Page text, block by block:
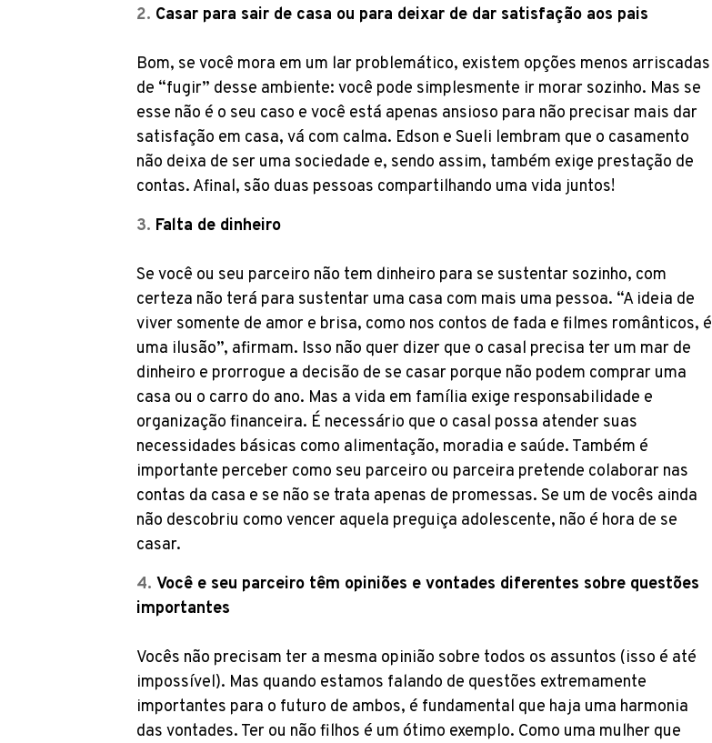
Casar para sair de casa ou para deixar de dar satisfação aos pais
Bom, se você mora em um lar problemático, existem opções menos arriscadas
de “fugir” desse ambiente: você pode simplesmente ir morar sozinho. Mas se
esse não é o seu caso e você está apenas ansioso para não precisar mais dar
satisfação em casa, vá com calma. Edson e Sueli lembram que o casamento
não deixa de ser uma sociedade e, sendo assim, também exige prestação de
contas. Afinal, são duas pessoas compartilhando uma vida juntos!
Falta de dinheiro
Se você ou seu parceiro não tem dinheiro para se sustentar sozinho, com
certeza não terá para sustentar uma casa com mais uma pessoa. “A ideia de
viver somente de amor e brisa, como nos contos de fada e filmes românticos, é
uma ilusão”, afirmam. Isso não quer dizer que o casal precisa ter um mar de
dinheiro e prorrogue a decisão de se casar porque não podem comprar uma
casa ou o carro do ano. Mas a vida em família exige responsabilidade e
organização financeira. É necessário que o casal possa atender suas
necessidades básicas como alimentação, moradia e saúde. Também é
importante perceber como seu parceiro ou parceira pretende colaborar nas
contas da casa e se não se trata apenas de promessas. Se um de vocês ainda
não descobriu como vencer aquela preguiça adolescente, não é hora de se
casar.
Você e seu parceiro têm opiniões e vontades diferentes sobre questões
importantes
Vocês não precisam ter a mesma opinião sobre todos os assuntos (isso é até
impossível). Mas quando estamos falando de questões extremamente
importantes para o futuro de ambos, é fundamental que haja uma harmonia
das vontades. Ter ou não filhos é um ótimo exemplo. Como uma mulher que